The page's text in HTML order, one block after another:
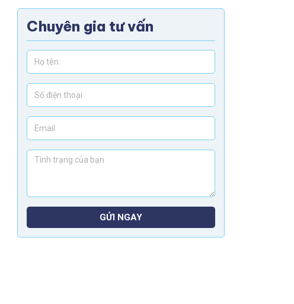
Chuyên gia tư vấn
GỬI NGAY